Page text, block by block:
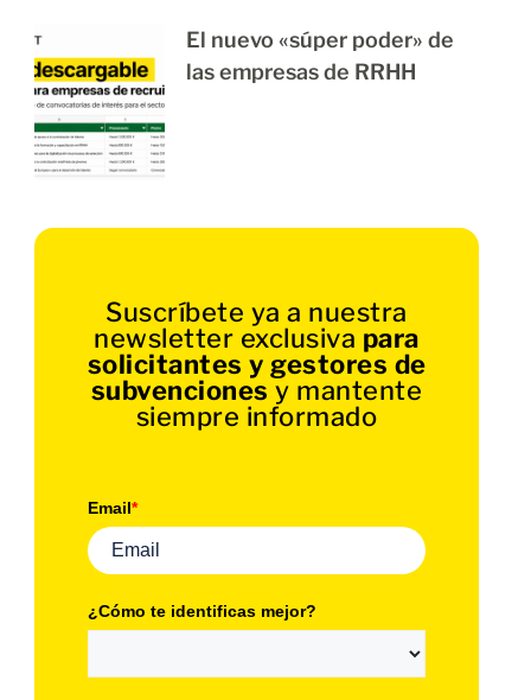
El nuevo «súper poder» de
las empresas de RRHH
Suscríbete ya a nuestra
newsletter exclusiva para
solicitantes y gestores de
subvenciones y mantente
siempre informado
Email*
¿Cómo te identificas mejor?